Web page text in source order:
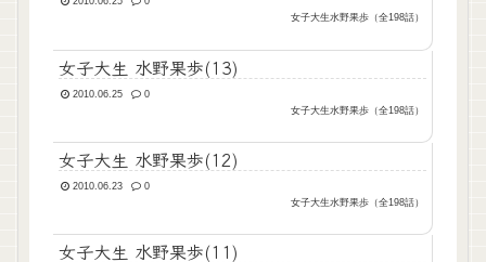
女子大生水野果歩（全198話）
女子大生 水野果歩(13)
2010.06.25
0
女子大生水野果歩（全198話）
女子大生 水野果歩(12)
2010.06.23
0
女子大生水野果歩（全198話）
女子大生 水野果歩(11)